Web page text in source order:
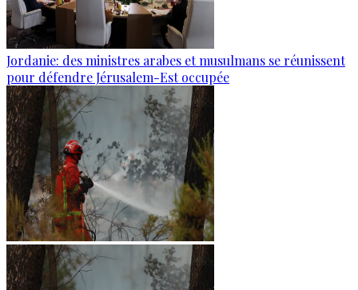
Jordanie: des ministres arabes et musulmans se réunissent
pour défendre Jérusalem-Est occupée